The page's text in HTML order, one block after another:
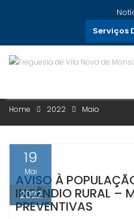
Serviços
Home 2022 Maio
19
Mai
2022
AVISO À
INCÊNDIO RURAL –
PREVENTIVAS